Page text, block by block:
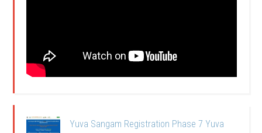
Yuva Sangam Registration Phase 7 Yuva